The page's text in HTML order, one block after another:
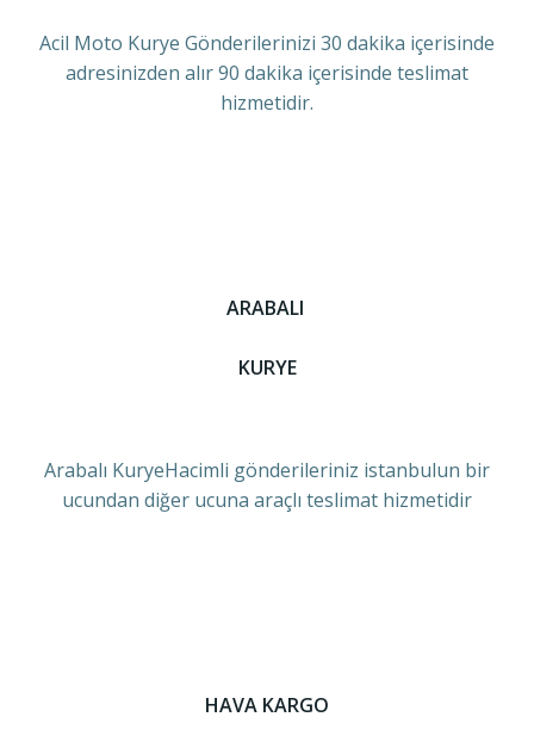
Acil Moto Kurye Gönderilerinizi 30 dakika içerisinde
adresinizden alır 90 dakika içerisinde teslimat
hizmetidir.
ARABALI
KURYE
Arabalı KuryeHacimli gönderileriniz istanbulun bir
ucundan diğer ucuna araçlı teslimat hizmetidir
HAVA KARGO